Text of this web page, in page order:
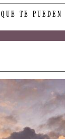
TE PUEDEN